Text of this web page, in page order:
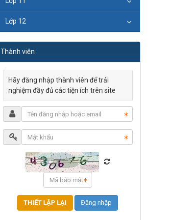
Lớp 12
Thành viên
Hãy đăng nhập thành viên để trải
nghiệm đầy đủ các tiện ích trên site
Đăng nhập